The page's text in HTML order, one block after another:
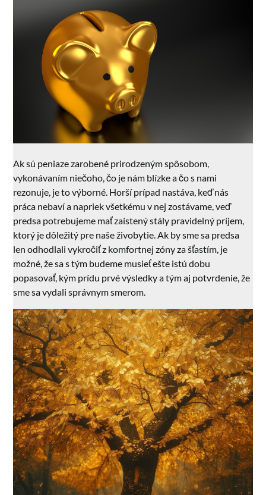
Ak sú peniaze zarobené prirodzeným spôsobom,
vykonávaním niečoho, čo je nám blízke a čo s nami
rezonuje, je to výborné. Horší prípad nastáva, keď nás
práca nebaví a napriek všetkému v nej zostávame, veď
predsa potrebujeme mať zaistený stály pravidelný príjem,
ktorý je dôležitý pre naše živobytie. Ak by sme sa predsa
len odhodlali vykročiť z komfortnej zóny za šťastím, je
možné, že sa s tým budeme musieť ešte istú dobu
popasovať, kým prídu prvé výsledky a tým aj potvrdenie, že
sme sa vydali správnym smerom.